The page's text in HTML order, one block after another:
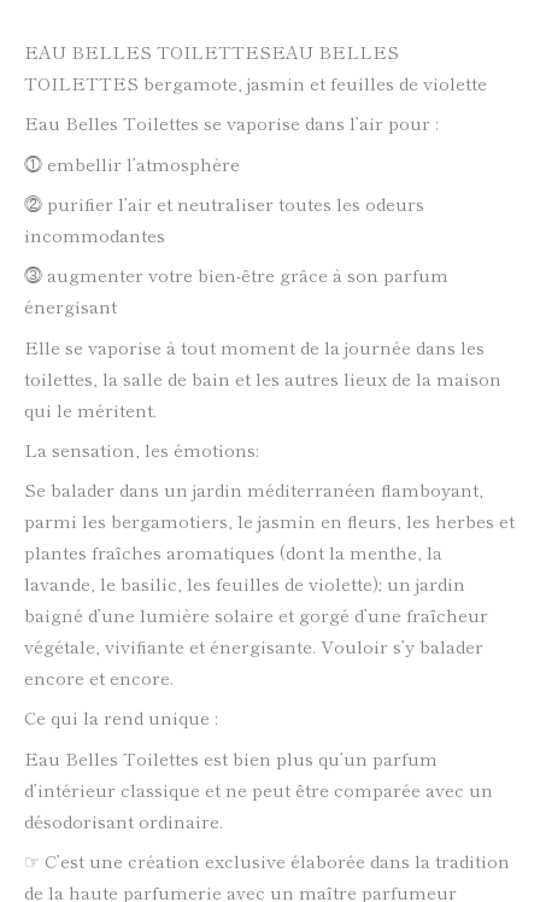
EAU BELLES TOILETTESEAU BELLES
TOILETTES bergamote, jasmin et feuilles de violette
Eau Belles Toilettes se vaporise dans l’air pour :
⓵ embellir l’atmosphère
⓶ purifier l’air et neutraliser toutes les odeurs
incommodantes
⓷ augmenter votre bien-être grâce à son parfum
énergisant
Elle se vaporise à tout moment de la journée dans les
toilettes, la salle de bain et les autres lieux de la maison
qui le méritent.
La sensation, les émotions:
Se balader dans un jardin méditerranéen flamboyant,
parmi les bergamotiers, le jasmin en fleurs, les herbes et
plantes fraîches aromatiques (dont la menthe, la
lavande, le basilic, les feuilles de violette); un jardin
baigné d’une lumière solaire et gorgé d’une fraîcheur
végétale, vivifiante et énergisante. Vouloir s’y balader
encore et encore.
Ce qui la rend unique :
Eau Belles Toilettes est bien plus qu’un parfum
d’intérieur classique et ne peut être comparée avec un
désodorisant ordinaire.
☞ C’est une création exclusive élaborée dans la tradition
de la haute parfumerie avec un maître parfumeur